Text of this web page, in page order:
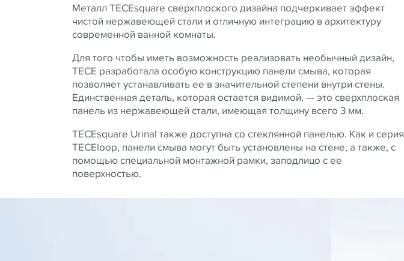
Металл TECEsquare сверхплоского дизайна подчеркивает эффект
чистой нержавеющей стали и отличную интеграцию в архитектуру
современной ванной комнаты.
Для того чтобы иметь возможность реализовать необычный дизайн,
TECE разработала особую конструкцию панели смыва, которая
позволяет устанавливать ее в значительной степени внутри стены.
Единственная деталь, которая остается видимой, — это сверхплоская
панель из нержавеющей стали, имеющая толщину всего 3 мм.
TECEsquare Urinal также доступна со стеклянной панелью. Как и серия
TECEloop, панели смыва могут быть установлены на стене, а также, с
помощью специальной монтажной рамки, заподлицо с ее
поверхностью.